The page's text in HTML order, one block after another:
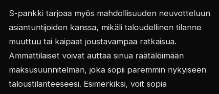
S-pankki tarjoaa myös mahdollisuuden neuvotteluun
asiantuntijoiden kanssa, mikäli taloudellinen tilanne
muuttuu tai kaipaat joustavampaa ratkaisua.
Ammattilaiset voivat auttaa sinua räätälöimään
maksusuunnitelman, joka sopii paremmin nykyiseen
taloustilanteeseesi. Esimerkiksi, voit sopia